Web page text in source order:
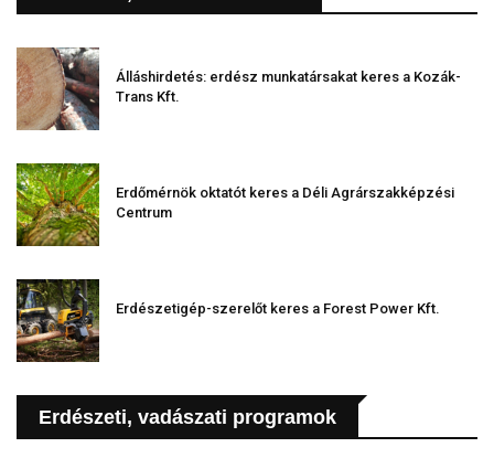
Álláshirdetés: erdész munkatársakat keres a Kozák-
Trans Kft.
Erdőmérnök oktatót keres a Déli Agrárszakképzési
Centrum
Erdészetigép-szerelőt keres a Forest Power Kft.
Erdészeti, vadászati programok